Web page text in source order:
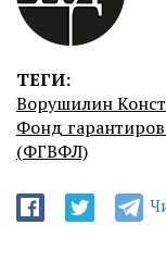
ТЕГИ:
Ворушилин
Фонд
(ФГВФЛ)